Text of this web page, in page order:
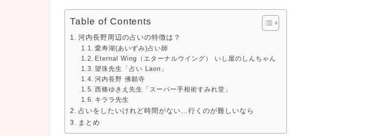
Table of Contents
河内長野周辺の占いの特徴は？
愛寿湖(あいずみ)占い師
Eternal Wing（エターナルウイング） いし屋のしんちゃん
望珠先生「占い Laon」
河内長野 佛願寺
西條ゆきえ先生「スーパー手相術すみれ堂」
キララ先生
占いをしたいけれど時間がない…行くのが難しいなら
まとめ